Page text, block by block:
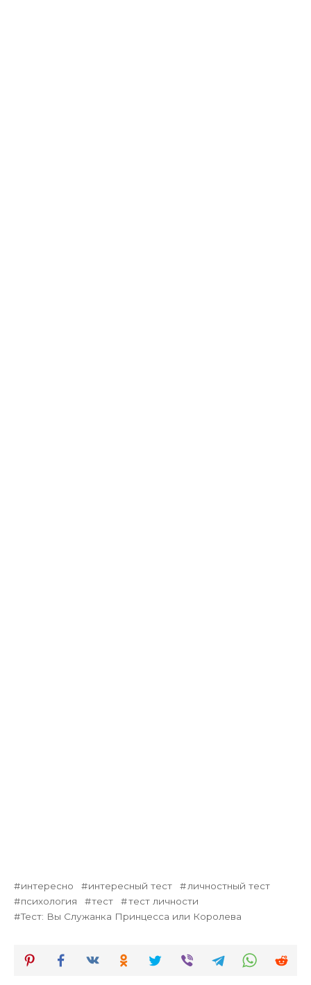
интересно интересный тест
личностный тест
психология
тест
тест личности
Тест: Вы Служанка Принцесса или Королева